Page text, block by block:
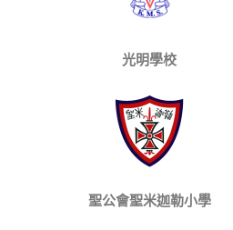
光明學校
聖公會聖米迦勒小學